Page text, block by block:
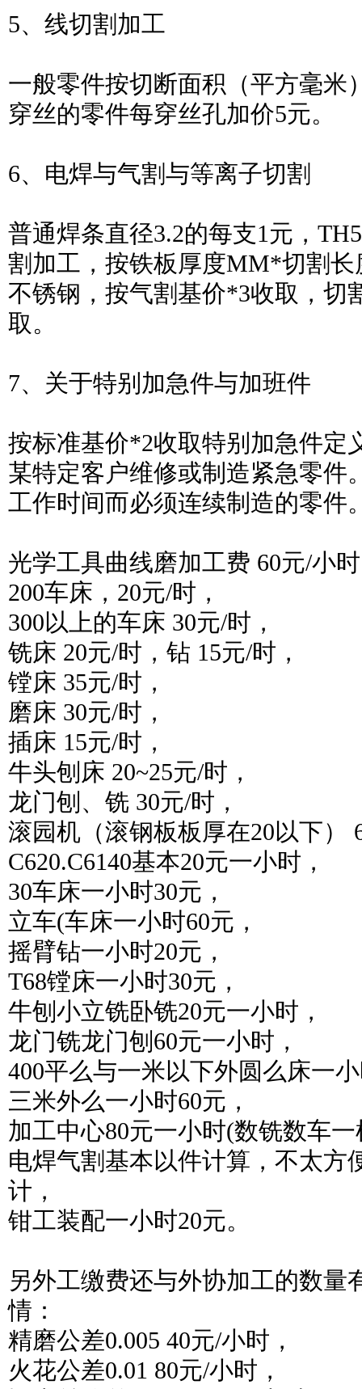
5、线切割加工
一般零件按切断面积（平方毫米
穿丝的零件每穿丝孔加价5元。
6、电焊与气割与等离子切割
普通焊条直径3.2的每支1元，
割加工，按铁板厚度MM*切割
不锈钢，按气割基价*3收取，切
取。
7、关于特别加急件与加班件
按标准基价*2收取特别加急件定
某特定客户维修或制造紧急零件
工作时间而必须连续制造的零件
光学工具曲线磨加工费 60元/小
200车床，20元/时，
300以上的车床 30元/时，
铣床 20元/时，钻 15元/时，
镗床 35元/时，
磨床 30元/时，
插床 15元/时，
牛头刨床 20~25元/时，
龙门刨、铣 30元/时，
滚园机（滚钢板板厚在20以下）
C620.C6140基本20元一小时，
30车床一小时30元，
立车(车床一小时60元，
摇臂钻一小时20元，
T68镗床一小时30元，
牛刨小立铣卧铣20元一小时，
龙门铣龙门刨60元一小时，
400平么与一米以下外圆么床一
三米外么一小时60元，
加工中心80元一小时(数铣数车
电焊气割基本以件计算，不太方
计，
钳工装配一小时20元。
另外工缴费还与外协加工的数量
情：
精磨公差0.005 40元/小时，
火花公差0.01 80元/小时，